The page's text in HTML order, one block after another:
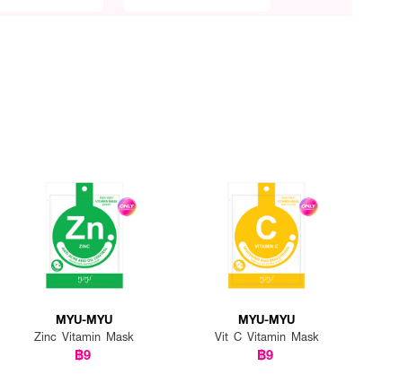
MYU-MYU
Zinc Vitamin Mask
฿9
MYU-MYU
Vit C Vitamin Mask
฿9